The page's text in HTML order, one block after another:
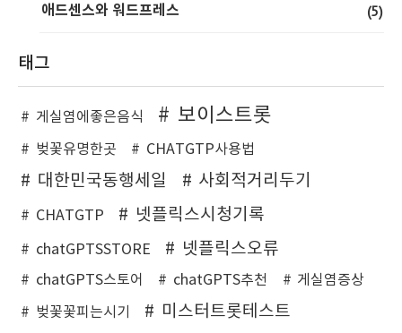
애드센스와 워드프레스 (5)
태그
게실염에좋은음식 보이스트롯
벚꽃유명한곳 CHATGTP사용법
대한민국동행세일 사회적거리두기
CHATGTP 넷플릭스시청기록
chatGPTSSTORE 넷플릭스오류
chatGPTS스토어 chatGPTS추천
게실염증상
벚꽃꽃피는시기
미스터트롯테스트